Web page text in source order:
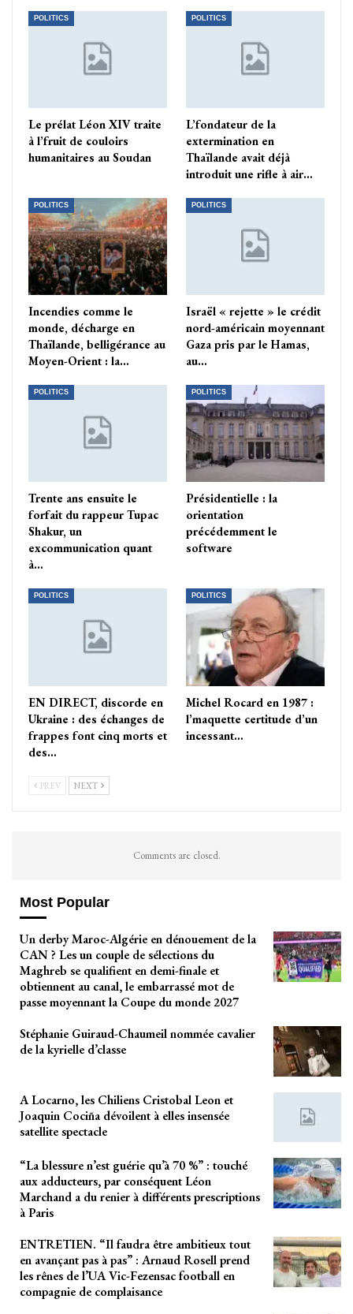
POLITICS
Le prélat Léon XIV traite
à l’fruit de couloirs
humanitaires au Soudan
POLITICS
L’fondateur de la
extermination en
Thaïlande avait déjà
introduit une rifle à air…
POLITICS
Incendies comme le
monde, décharge en
Thaïlande, belligérance au
Moyen-Orient : la…
POLITICS
Israël « rejette » le crédit
nord-américain moyennant
Gaza pris par le Hamas,
au…
POLITICS
Trente ans ensuite le
forfait du rappeur Tupac
Shakur, un
excommunication quant
à…
POLITICS
Présidentielle : la
orientation
précédemment le
software
POLITICS
EN DIRECT, discorde en
Ukraine : des échanges de
frappes font cinq morts et
des…
POLITICS
Michel Rocard en 1987 :
l’maquette certitude d’un
incessant…
PREV NEXT
Comments are closed.
Most Popular
Un derby Maroc-Algérie en dénouement de la
CAN ? Les un couple de sélections du
Maghreb se qualifient en demi-finale et
obtiennent au canal, le embarrassé mot de
passe moyennant la Coupe du monde 2027
Stéphanie Guiraud-Chaumeil nommée cavalier
de la kyrielle d’classe
A Locarno, les Chiliens Cristobal Leon et
Joaquin Cociña dévoilent à elles insensée
satellite spectacle
“La blessure n’est guérie qu’à 70 %” : touché
aux adducteurs, par conséquent Léon
Marchand a du renier à différents prescriptions
à Paris
ENTRETIEN. “Il faudra être ambitieux tout
en avançant pas à pas” : Arnaud Rosell prend
les rênes de l’UA Vic-Fezensac football en
compagnie de complaisance